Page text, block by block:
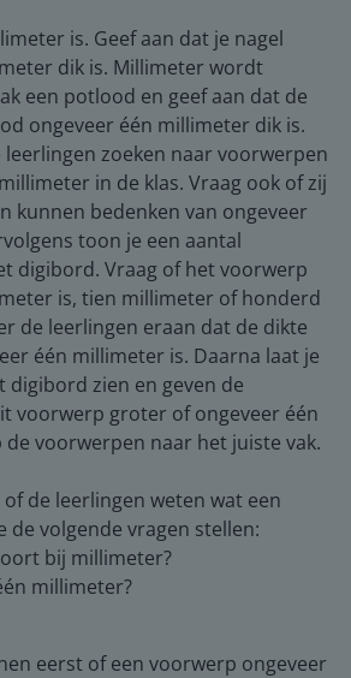
is. Geef aan dat je nagel
dik is. Millimeter wordt
een potlood en geef aan dat de
ongeveer één millimeter dik is.
leerlingen zoeken naar voorwerpen
in de klas. Vraag ook of zij
kunnen bedenken van ongeveer
toon je een aantal
digibord. Vraag of het voorwerp
is, tien millimeter of honderd
de leerlingen eraan dat de dikte
één millimeter is. Daarna laat je
zien en geven de
voorwerp groter of ongeveer één
de voorwerpen naar het juiste vak.
de leerlingen weten wat een
de volgende vragen stellen:
bij millimeter?
millimeter?
eerst of een voorwerp ongeveer